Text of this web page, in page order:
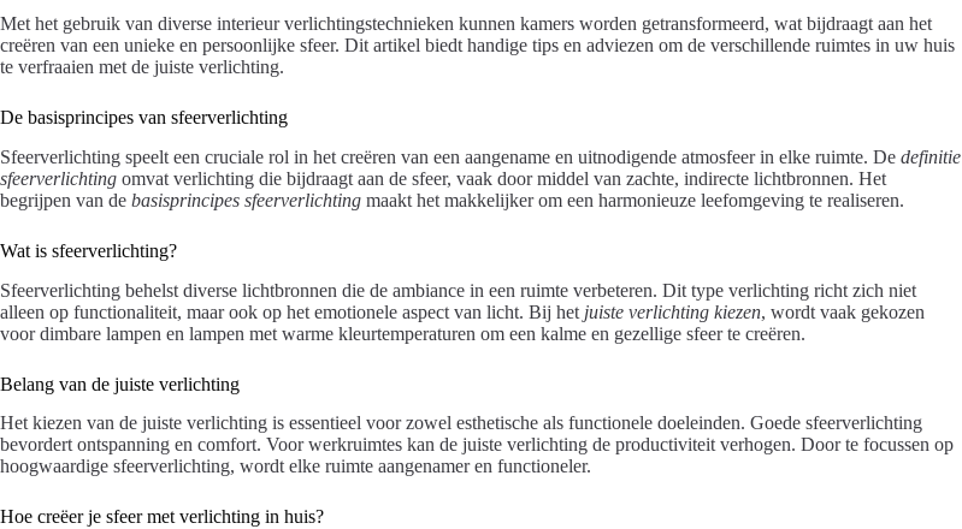
Met het gebruik van diverse interieur verlichtingstechnieken kunnen kamers worden getransformeerd, wat bijdraagt aan het
creëren van een unieke en persoonlijke sfeer. Dit artikel biedt handige tips en adviezen om de verschillende ruimtes in uw huis
te verfraaien met de juiste verlichting.
De basisprincipes van sfeerverlichting
Sfeerverlichting speelt een cruciale rol in het creëren van een aangename en uitnodigende atmosfeer in elke ruimte. De definitie
sfeerverlichting omvat verlichting die bijdraagt aan de sfeer, vaak door middel van zachte, indirecte lichtbronnen. Het
begrijpen van de basisprincipes sfeerverlichting maakt het makkelijker om een harmonieuze leefomgeving te realiseren.
Wat is sfeerverlichting?
Sfeerverlichting behelst diverse lichtbronnen die de ambiance in een ruimte verbeteren. Dit type verlichting richt zich niet
alleen op functionaliteit, maar ook op het emotionele aspect van licht. Bij het juiste verlichting kiezen, wordt vaak gekozen
voor dimbare lampen en lampen met warme kleurtemperaturen om een kalme en gezellige sfeer te creëren.
Belang van de juiste verlichting
Het kiezen van de juiste verlichting is essentieel voor zowel esthetische als functionele doeleinden. Goede sfeerverlichting
bevordert ontspanning en comfort. Voor werkruimtes kan de juiste verlichting de productiviteit verhogen. Door te focussen op
hoogwaardige sfeerverlichting, wordt elke ruimte aangenamer en functioneler.
Hoe creëer je sfeer met verlichting in huis?